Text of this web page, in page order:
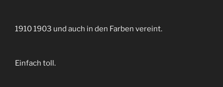
1910 1903 und auch in den Farben vereint.
Einfach toll.